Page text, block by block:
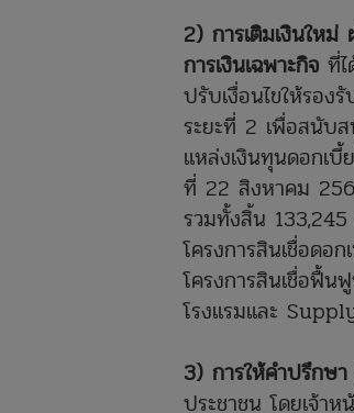
2) การเติมเงินใหม่
การเงินเฉพาะกิจ ที่
ปรับเงื่อนไขให้รอง
ระยะที่ 2 เพื่อสนับส
แหล่งเงินทุนดอกเบี้
ที่ 22 สิงหาคม
รวมทั้งสิ้น
โครงการสินเชื่อดอ
โครงการสินเชื่อฟื้น
โรงแรมและ
3) การให้คำปรึกษา
ประชาชน โดยเจ้า